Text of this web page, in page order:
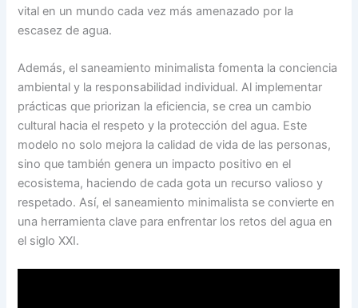
vital en un mundo cada vez más amenazado por la
escasez de agua.
Además, el saneamiento minimalista fomenta la conciencia
ambiental y la responsabilidad individual. Al implementar
prácticas que priorizan la eficiencia, se crea un cambio
cultural hacia el respeto y la protección del agua. Este
modelo no solo mejora la calidad de vida de las personas,
sino que también genera un impacto positivo en el
ecosistema, haciendo de cada gota un recurso valioso y
respetado. Así, el saneamiento minimalista se convierte en
una herramienta clave para enfrentar los retos del agua en
el siglo XXI.